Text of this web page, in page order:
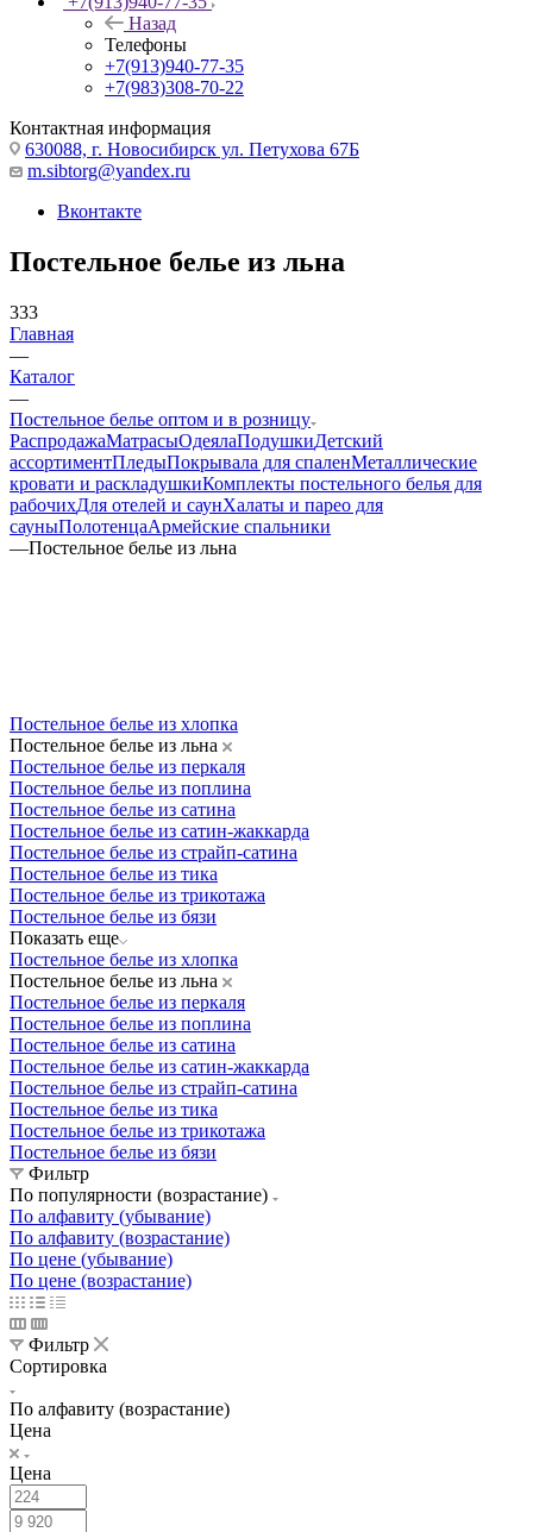
Назад
Телефоны
+7(913)940-77-35
+7(983)308-70-22
Контактная информация
630088, г. Новосибирск ул. Петухова 67Б
m.sibtorg@yandex.ru
Вконтакте
Постельное белье из льна
333
Главная
—
Каталог
—
Постельное белье оптом и в розницу
РаспродажаМатрасыОдеялаПодушкиДетский
ассортиментПледыПокрывала для спаленМеталлические
кровати и раскладушкиКомплекты постельного белья для
рабочихДля отелей и саунХалаты и парео для
сауныПолотенцаАрмейские спальники
—Постельное белье из льна
Постельное белье из хлопка
Постельное белье из льна
Постельное белье из перкаля
Постельное белье из поплина
Постельное белье из сатина
Постельное белье из сатин-жаккарда
Постельное белье из страйп-сатина
Постельное белье из тика
Постельное белье из трикотажа
Постельное белье из бязи
Показать еще
Постельное белье из хлопка
Постельное белье из льна
Постельное белье из перкаля
Постельное белье из поплина
Постельное белье из сатина
Постельное белье из сатин-жаккарда
Постельное белье из страйп-сатина
Постельное белье из тика
Постельное белье из трикотажа
Постельное белье из бязи
Фильтр
По популярности (возрастание)
По алфавиту (убывание)
По алфавиту (возрастание)
По цене (убывание)
По цене (возрастание)
Фильтр
Сортировка
По алфавиту (возрастание)
Цена
Цена